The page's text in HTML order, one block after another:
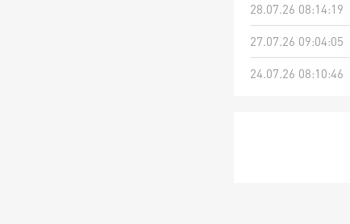
28.07.26 08:14:19
27.07.26 09:04:05
24.07.26 08:10:46